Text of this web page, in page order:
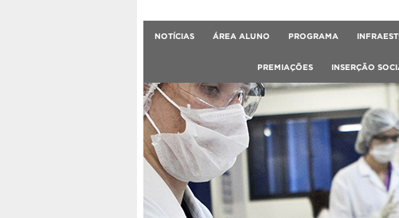
NOTÍCIAS ÁREA ALUNO PROGRAMA
PREMIAÇÕES INSERÇÃO